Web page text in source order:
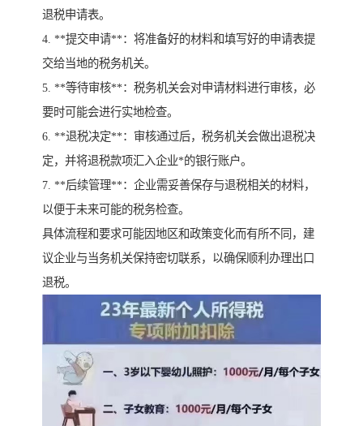
退税申请表。
4. **提交申请**：将准备好的材料和填写好的申请表提
交给当地的税务机关。
5. **等待审核**：税务机关会对申请材料进行审核，必
要时可能会进行实地检查。
6. **退税决定**：审核通过后，税务机关会做出退税决
定，并将退税款项汇入企业*的银行账户。
7. **后续管理**：企业需妥善保存与退税相关的材料，
以便于未来可能的税务检查。
具体流程和要求可能因地区和政策变化而有所不同，建
议企业与当务机关保持密切联系，以确保顺利办理出口
退税。